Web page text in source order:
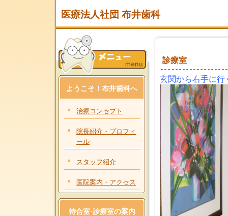
医療法人社団 布井歯科
ようこそ！布井歯科へ
治療コンセプト
院長紹介・プロフィ
ール
スタッフ紹介
医院案内・アクセス
待合室·診療室の案内
診療室
玄関から右手に行